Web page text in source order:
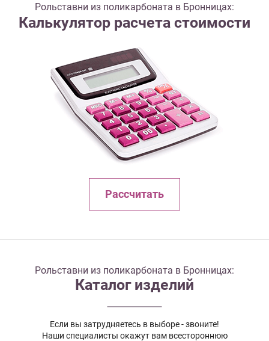
Рольставни из поликарбоната в Бронницах:
Калькулятор расчета стоимости
Рассчитать
Рольставни из поликарбоната в Бронницах:
Каталог изделий
Если вы затрудняетесь в выборе - звоните!
Наши специалисты окажут вам всестороннюю